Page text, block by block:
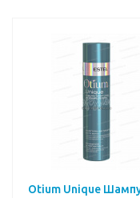
Otium Unique